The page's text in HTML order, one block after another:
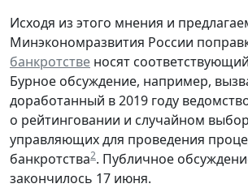
Исходя из этого мнения и
Минэкономразвития России
банкротстве носят
Бурное обсуждение, например,
доработанный в 2019 году
о рейтинговании и случайном
управляющих для проведения
банкротства2. Публичное
закончилось 17 июня.